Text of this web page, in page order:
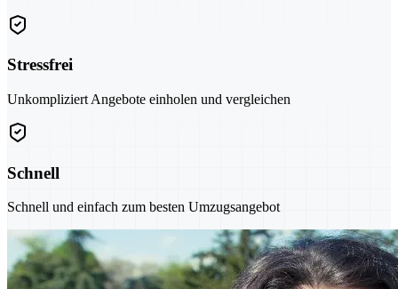
Stressfrei
Unkompliziert Angebote einholen und vergleichen
Schnell
Schnell und einfach zum besten Umzugsangebot